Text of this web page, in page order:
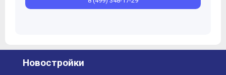
Новостройки